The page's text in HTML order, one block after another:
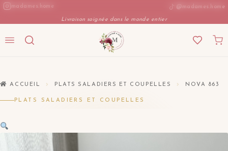
Allermadames.home
Livraison soignée dans le monde entier
@madames.home
ACCUEIL PLATS SALADIERS ET COUPELLES NOVA 863
PLATS SALADIERS ET COUPELLES